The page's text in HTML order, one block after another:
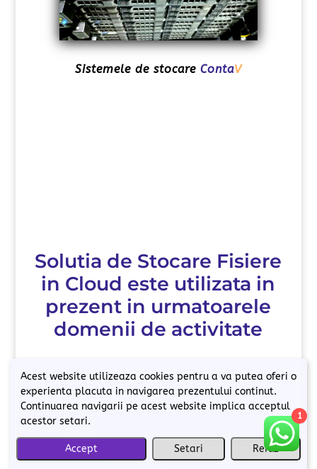
Sistemele de stocare ContaV
Solutia de Stocare Fisiere
in Cloud este utilizata in
prezent in urmatoarele
domenii de activitate
Exploreaza domeniile de activitate pentru
care solutiile noastre fac diferenta
) Consultanta de Business
FileCloud este utilizat cu succes de catre
Acest website utilizeaza cookies pentru a va putea oferi o
experienta placuta in navigarea prezentului continut.
Continuarea navigarii pe acest website implica acceptul
acestor setari.
Accept Setari Refuz
Romanian
1